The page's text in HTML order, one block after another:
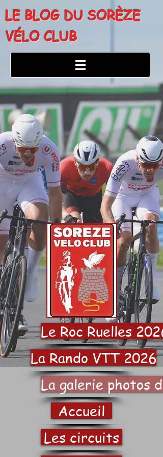
LE BLOG DU SORÈZE
VÉLO CLUB
Le Roc Ruelles 2026
La Rando VTT 2026
La galerie photos
Accueil
Les circuits